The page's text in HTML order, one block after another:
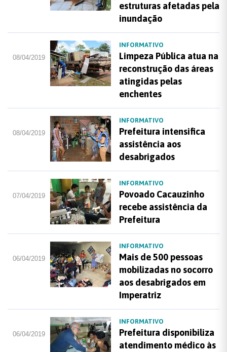
estruturas afetadas pela
inundação
08/04/2019
INFORMATIVO
Limpeza Pública atua na
reconstrução das áreas
atingidas pelas
enchentes
08/04/2019
INFORMATIVO
Prefeitura intensifica
assistência aos
desabrigados
07/04/2019
INFORMATIVO
Povoado Cacauzinho
recebe assistência da
Prefeitura
06/04/2019
INFORMATIVO
Mais de 500 pessoas
mobilizadas no socorro
aos desabrigados em
Imperatriz
06/04/2019
INFORMATIVO
Prefeitura disponibiliza
atendimento médico às